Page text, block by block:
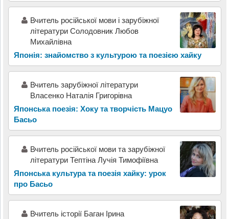
Вчитель російської мови і зарубіжної
літератури Солодовник Любов
Михайлівна
Японія: знайомство з культурою та поезією хайку
Вчитель зарубіжної літератури
Власенко Наталія Григорівна
Японська поезія: Хоку та творчість Мацуо
Басьо
Вчитель російської мови та зарубіжної
літератури Тептіна Лучія Тимофіївна
Японська культура та поезія хайку: урок
про Басьо
Вчитель історії Баган Ірина